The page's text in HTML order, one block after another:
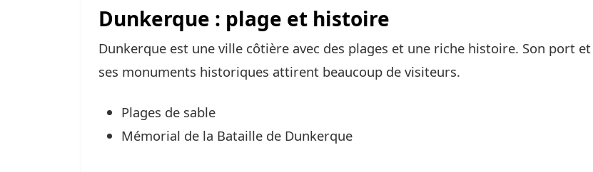
Dunkerque : plage et histoire
Dunkerque est une ville côtière avec des plages et une riche histoire. Son port et
ses monuments historiques attirent beaucoup de visiteurs.
Plages de sable
Mémorial de la Bataille de Dunkerque